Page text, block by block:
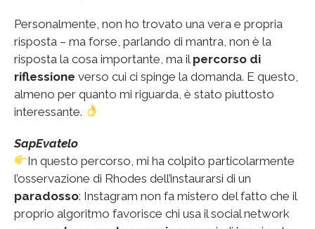
Personalmente, non ho trovato una vera e propria
risposta – ma forse, parlando di mantra, non è la
risposta la cosa importante, ma il percorso di
riflessione verso cui ci spinge la domanda. E questo,
almeno per quanto mi riguarda, è stato piuttosto
interessante.
SapEvatelo
In questo percorso, mi ha colpito particolarmente
l’osservazione di Rhodes dell’instaurarsi di un
paradosso: Instagram non fa mistero del fatto che il
proprio algoritmo favorisce chi usa il social network